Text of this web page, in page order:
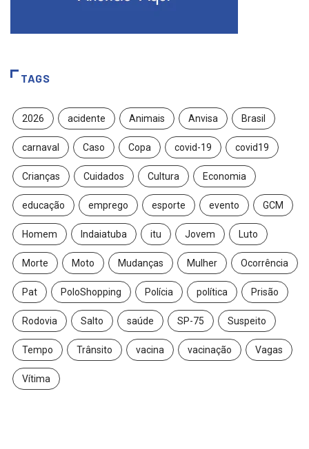
TAGS
2026 acidente Animais Anvisa Brasil
carnaval Caso Copa covid-19 covid19
Crianças Cuidados Cultura Economia
educação emprego esporte evento GCM
Homem Indaiatuba itu Jovem Luto
Morte Moto Mudanças Mulher Ocorrência
Pat PoloShopping Polícia política Prisão
Rodovia Salto saúde SP-75 Suspeito
Tempo Trânsito vacina vacinação Vagas
Vítima